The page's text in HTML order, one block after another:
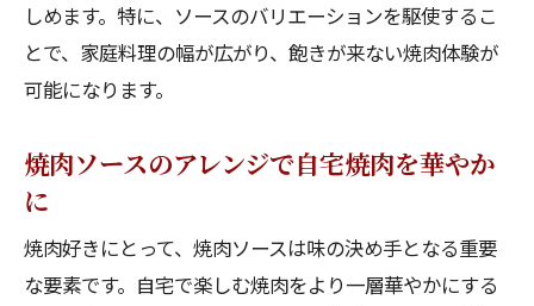
しめます。特に、ソースのバリエーションを駆使するこ
とで、家庭料理の幅が広がり、飽きが来ない焼肉体験が
可能になります。
焼肉ソースのアレンジで自宅焼肉を華やか
に
焼肉好きにとって、焼肉ソースは味の決め手となる重要
な要素です。自宅で楽しむ焼肉をより一層華やかにする